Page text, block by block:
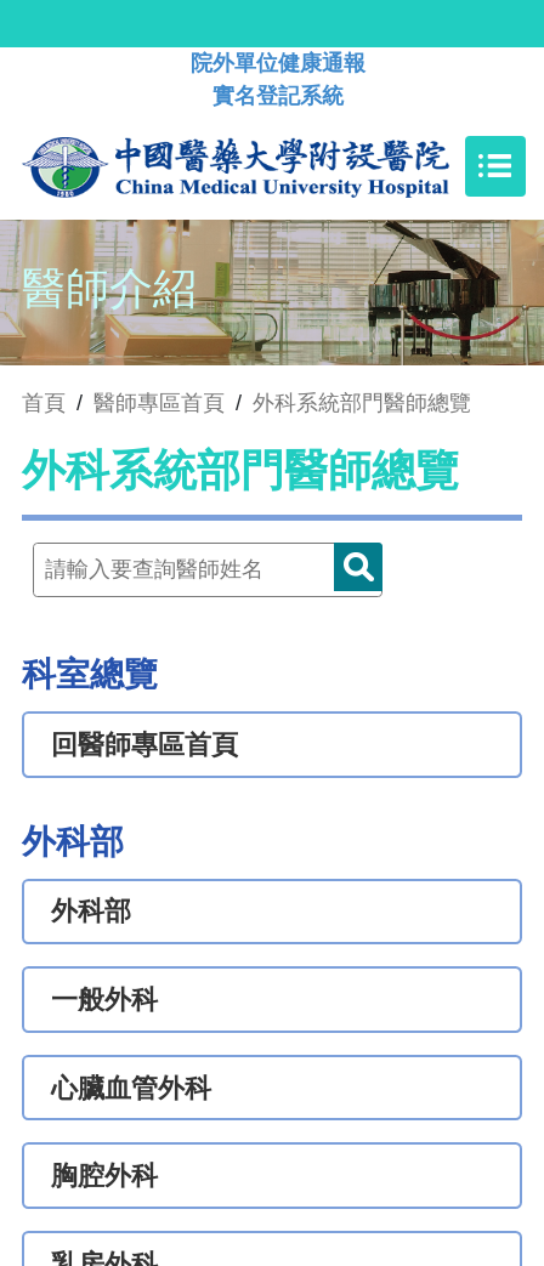
院外單位健康通報
實名登記系統
醫師介紹
首頁 / 醫師專區首頁 / 外科系統部門醫師總覽
外科系統部門醫師總覽
科室總覽
回醫師專區首頁
外科部
外科部
一般外科
心臟血管外科
胸腔外科